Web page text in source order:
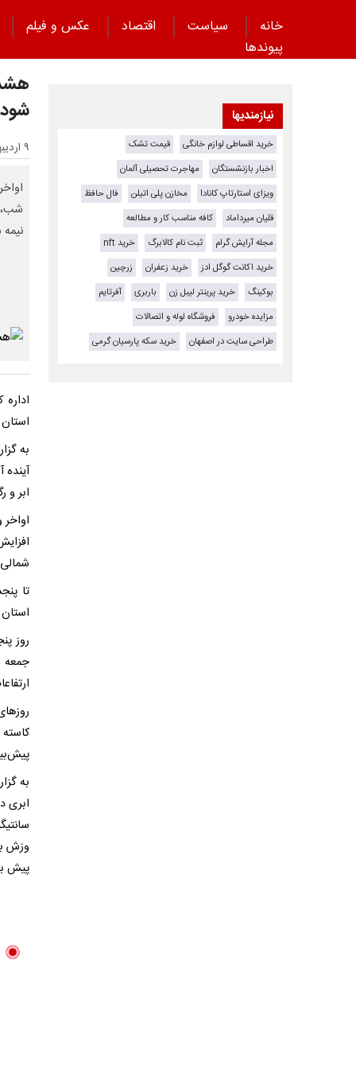
خانه سیاست اقتصاد
عکس و فیلم
پیوند‌ها
۹ اردیبهشت ۱۴۰۵ - ۱۴:۲۹
شب،
به
ابر و
تا
پیش
نیازمندیها
خرید اقساطی لوازم خانگی
قیمت تشک
اخبار بازنشستگان
مهاجرت تحصیلی آلمان
ویزای استارتاپ کانادا
مخازن پلی اتیلن
فال حافظ
قلیان میرداماد
کافه مناسب کار و مطالعه
مجله آرایش گرام
ثبت نام کالابرگ
خرید nft
خرید اکانت گوگل ادز
خرید زعفران
زرچین
بوکینگ
خرید پرینتر لیبل زن باربری
آفرتایم
مزایده خودرو
فروشگاه لوله و اتصالات
طراحی سایت در اصفهان
خرید سکه پارسیان گرمی